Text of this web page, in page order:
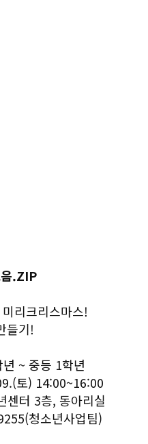
.ZIP
리크리스마스!
들기!
~ 중등 1학년
토) 14:00~16:00
센터 3층, 동아리실
청소년사업팀)